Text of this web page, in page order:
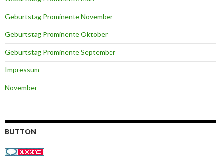
Geburtstag Prominente November
Geburtstag Prominente Oktober
Geburtstag Prominente September
Impressum
November
BUTTON